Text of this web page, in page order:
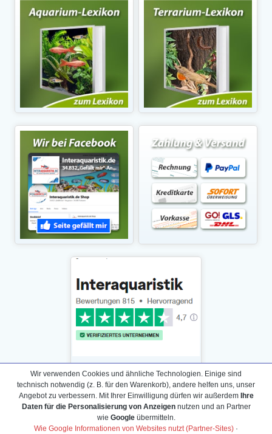
Daten­schutz­erklärung
Widerrufs­recht /Widerrufs­formular
Wir verwenden Cookies und ähnliche Technologien. Einige sind
technisch notwendig (z. B. für den Warenkorb), andere helfen uns, unser
Angebot zu verbessern. Mit Ihrer Einwilligung dürfen wir außerdem Ihre
Daten für die Personalisierung von Anzeigennutzen und an Partner
wie Googleübermitteln.
Wie Google Informationen von Websites nutzt (Partner-Sites) ·